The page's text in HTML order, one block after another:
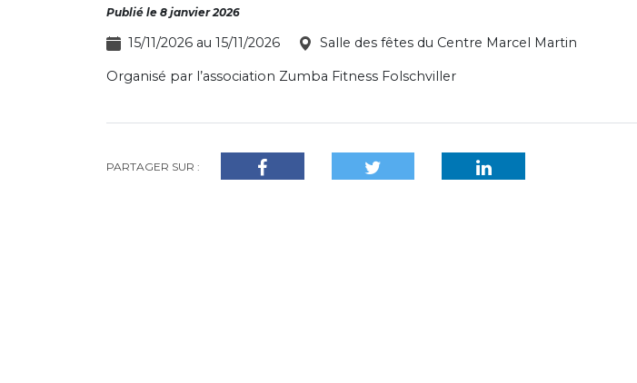
Publié le 8 janvier 2026
15/11/2026 au 15/11/2026 Salle des fêtes du Centre Marcel Martin
Organisé par l’association Zumba Fitness Folschviller
PARTAGER SUR :